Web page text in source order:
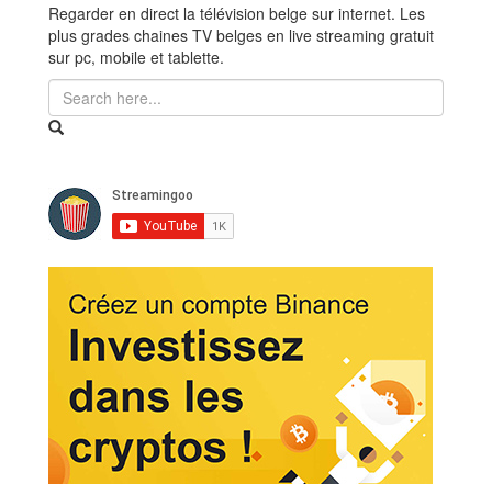
Regarder en direct la télévision belge sur internet. Les
plus grades chaines TV belges en live streaming gratuit
sur pc, mobile et tablette.